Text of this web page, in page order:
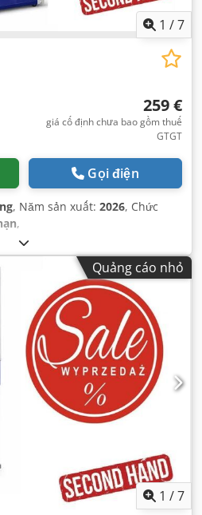
1 /7
259 €
giá cố định chưa bao gồm thuế
GTGT
Gọi điện
, Năm sản xuất: 2026, Chức
,
Quảng cáo nhỏ
1 /7